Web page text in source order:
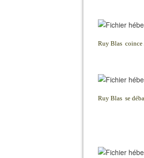
Ruy Blas coince
Ruy Blas se